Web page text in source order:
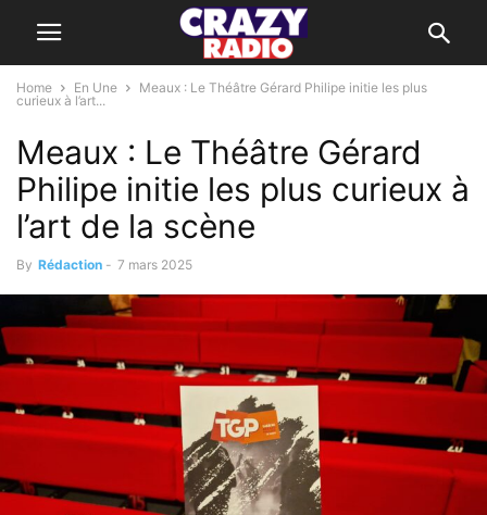
Home En Une
Meaux : Le Théâtre Gérard Philipe initie les plus
curieux à l’art...
Meaux : Le Théâtre Gérard
Philipe initie les plus curieux à
l’art de la scène
By Rédaction - 7 mars 2025